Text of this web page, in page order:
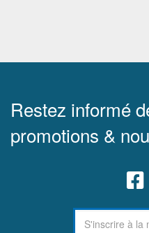
Restez informé
promotions &